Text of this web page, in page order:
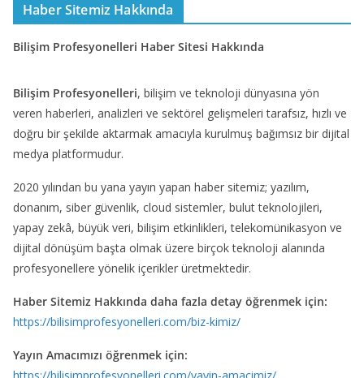
Haber Sitemiz Hakkında
Bilişim Profesyonelleri Haber Sitesi Hakkında
Bilişim Profesyonelleri, bilişim ve teknoloji dünyasına yön
veren haberleri, analizleri ve sektörel gelişmeleri tarafsız, hızlı ve
doğru bir şekilde aktarmak amacıyla kurulmuş bağımsız bir dijital
medya platformudur.
2020 yılından bu yana yayın yapan haber sitemiz; yazılım,
donanım, siber güvenlik, cloud sistemler, bulut teknolojileri,
yapay zekâ, büyük veri, bilişim etkinlikleri, telekomünikasyon ve
dijital dönüşüm başta olmak üzere birçok teknoloji alanında
profesyonellere yönelik içerikler üretmektedir.
Haber Sitemiz Hakkında daha fazla detay öğrenmek için:
https://bilisimprofesyonelleri.com/biz-kimiz/
Yayın Amacımızı öğrenmek için: